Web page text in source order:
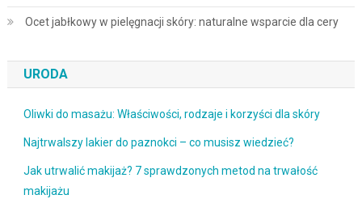
Ocet jabłkowy w pielęgnacji skóry: naturalne wsparcie dla cery
URODA
Oliwki do masażu: Właściwości, rodzaje i korzyści dla skóry
Najtrwalszy lakier do paznokci – co musisz wiedzieć?
Jak utrwalić makijaż? 7 sprawdzonych metod na trwałość
makijażu